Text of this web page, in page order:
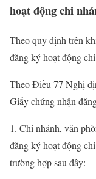
hoạt động chi
Theo quy định trên
đăng ký hoạt động
Theo Điều 77 Nghị
Giấy chứng nhận
1. Chi nhánh, văn
đăng ký hoạt động
trường hợp sau đây: